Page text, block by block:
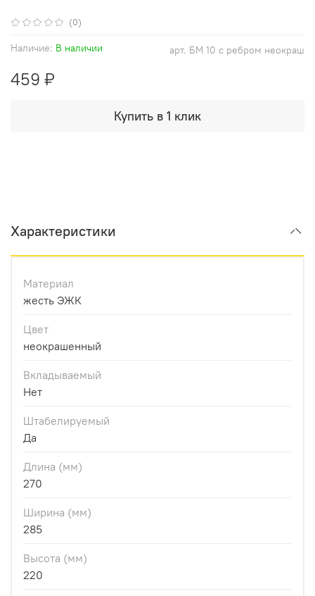
(0)
арт. БМ 10 с ребром неокраш
Наличие: В наличии
459 ₽
Купить в 1 клик
Характеристики
Материал
жесть ЭЖК
Цвет
неокрашенный
Вкладываемый
Нет
Штабелируемый
Да
Длина (мм)
270
Ширина (мм)
285
Высота (мм)
220